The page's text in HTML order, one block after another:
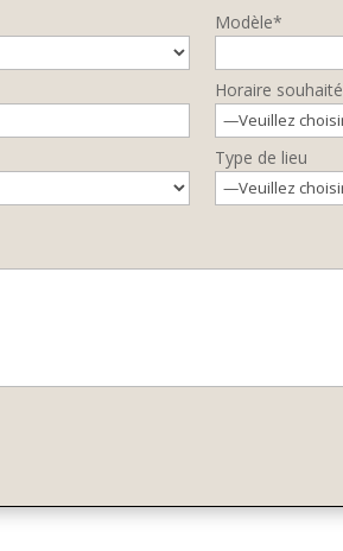
Modèle*
Horaire souhaité
Type de lieu